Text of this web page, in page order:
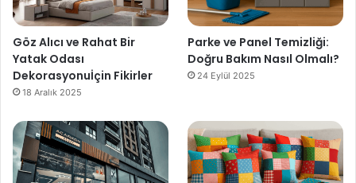
Göz Alıcı ve Rahat Bir
Yatak Odası
Dekorasyonuİçin Fikirler
18 Aralık 2025
Parke ve Panel Temizliği:
Doğru Bakım Nasıl Olmalı?
24 Eylül 2025